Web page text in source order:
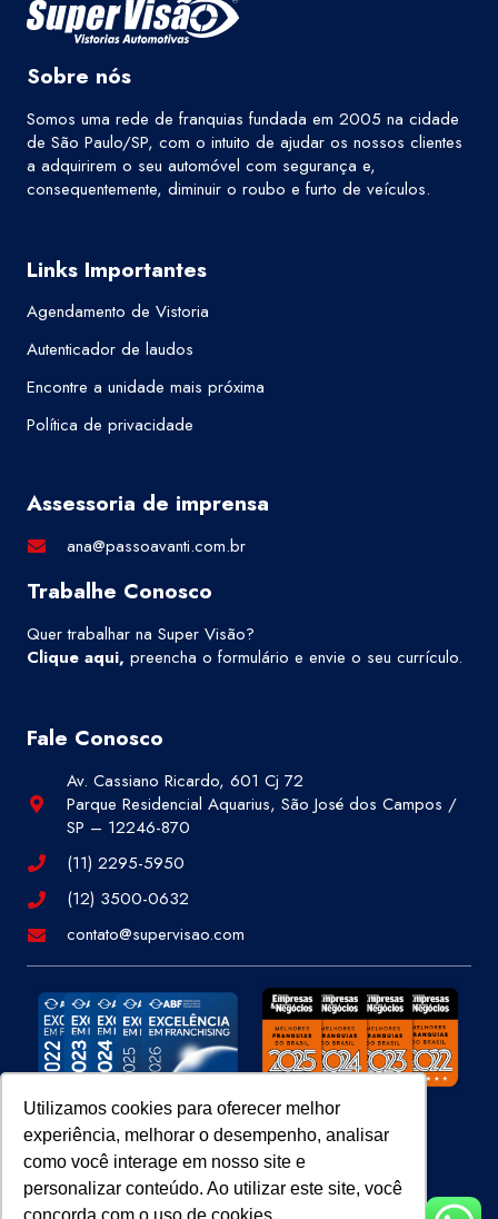
Utilizamos cookies para oferecer melhor
experiência, melhorar o desempenho, analisar
como você interage em nosso site e
personalizar conteúdo. Ao utilizar este site, você
Sobre nós
Somos uma rede de franquias fundada em 2005 na cidade
de São Paulo/SP, com o intuito de ajudar os nossos clientes
a adquirirem o seu automóvel com segurança e,
consequentemente, diminuir o roubo e furto de veículos.
Links Importantes
Agendamento de Vistoria
Autenticador de laudos
Encontre a unidade mais próxima
Política de privacidade
Assessoria de imprensa
ana@passoavanti.com.br
Trabalhe Conosco
Quer trabalhar na Super Visão?
Clique aqui, preencha o formulário e envie o seu currículo.
Fale Conosco
Av. Cassiano Ricardo, 601 Cj 72
Parque Residencial Aquarius, São José dos Campos /
SP – 12246-870
(11) 2295-5950
(12) 3500-0632
contato@supervisao.com
Site 100% Seguro